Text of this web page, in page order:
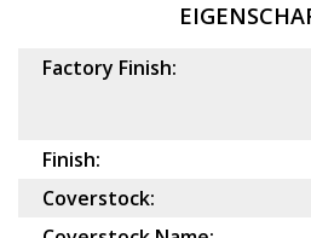
Factory Finish:
Finish:
Coverstock: